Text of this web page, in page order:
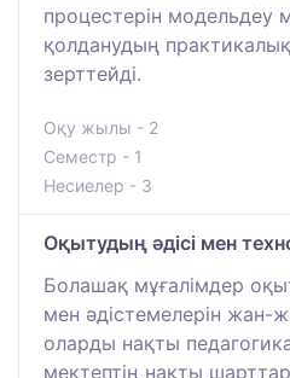
процестерін модельдеу
қолданудың практикалық
зерттейді.
Оқу жылы - 2
Семестр - 1
Несиелер - 3
Оқытудың әдісі мен
Болашақ мұғалімдер
мен әдістемелерін жан-
оларды нақты
мектептің нақты